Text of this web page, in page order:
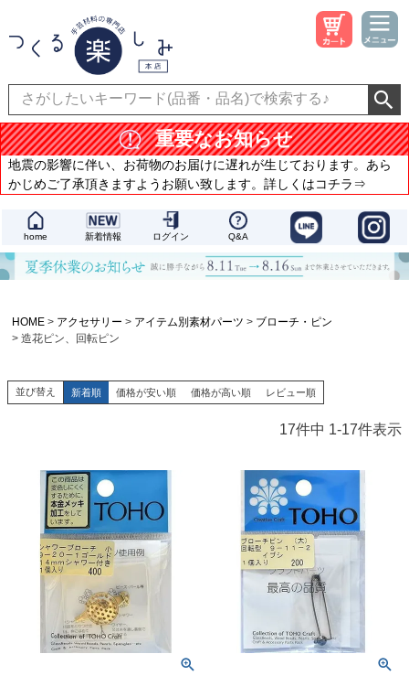
重要なお知らせ
地震の影響に伴い、お荷物のお届けに遅れが生じております。あら
かじめご了承頂きますようお願い致します。詳しくはコチラ⇒
home 新着情報 ログイン Q&A
HOME アクセサリー アイテム別素材パーツ
ブローチ・ピン
造花ピン、回転ピン
並び替え 新着順 価格が安い順 価格が高い順 レビュー順
17件中 1-17件表示